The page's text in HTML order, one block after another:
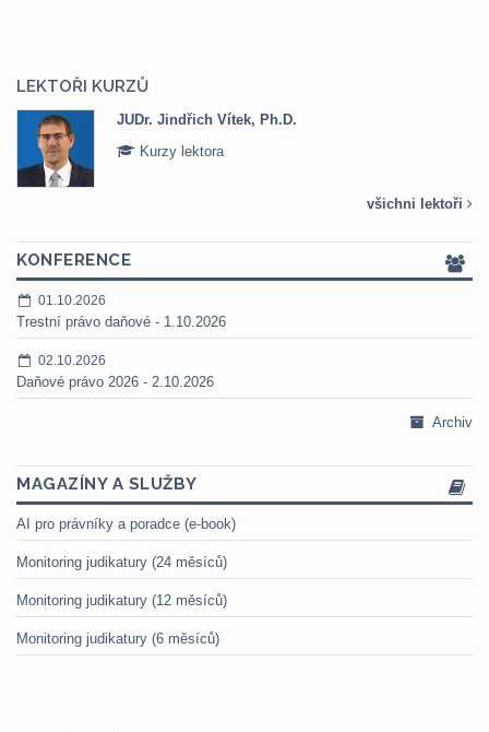
LEKTOŘI KURZŮ
JUDr. Jindřich Vítek, Ph.D.
Kurzy lektora
všichni lektoři
KONFERENCE
01.10.2026
Trestní právo daňové - 1.10.2026
02.10.2026
Daňové právo 2026 - 2.10.2026
Archiv
MAGAZÍNY A SLUŽBY
AI pro právníky a poradce (e-book)
Monitoring judikatury (24 měsíců)
Monitoring judikatury (12 měsíců)
Monitoring judikatury (6 měsíců)